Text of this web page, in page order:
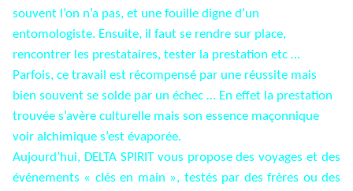
souvent l’on n’a pas, et une fouille digne d’un
entomologiste. Ensuite, il faut se rendre sur place,
rencontrer les prestataires, tester la prestation etc …
Parfois, ce travail est récompensé par une réussite mais
bien souvent se solde par un échec … En effet la prestation
trouvée s’avère culturelle mais son essence maçonnique
voir alchimique s’est évaporée.
Aujourd’hui, DELTA SPIRIT vous propose des voyages et des
événements « clés en main », testés par des frères ou des